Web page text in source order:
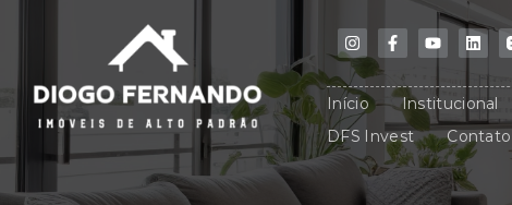
Início Institucional
DFS Invest
Contato